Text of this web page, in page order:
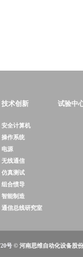
技术创新
安全计算机
操作系统
电源
无线通信
仿真测试
组合惯导
智能制造
通信总线研究室
试验中
号 © 河南思维自动化设备股